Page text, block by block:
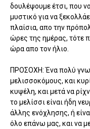
δουλέψουμε έτσι, που
μυστικό για να
πλαίσια, απο την
ώρες της ημέρας, τότε
ώρα απο τον ήλιο.
ΠΡΟΣΟΧΗ: Ένα πολύ
μελισσοκόμους, και
κυψέλη, και μετά να
το μελίσσι είναι ήδη
άλλης ενόχλησης, ή
όλο επάνω μας, και να